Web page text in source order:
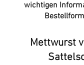
wichtigen
Mettwurst